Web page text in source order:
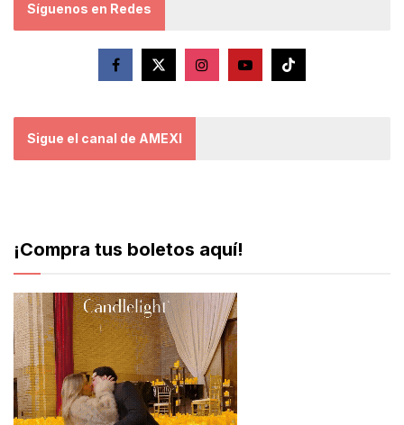
Síguenos en Redes
Sigue el canal de AMEXI
¡Compra tus boletos aquí!